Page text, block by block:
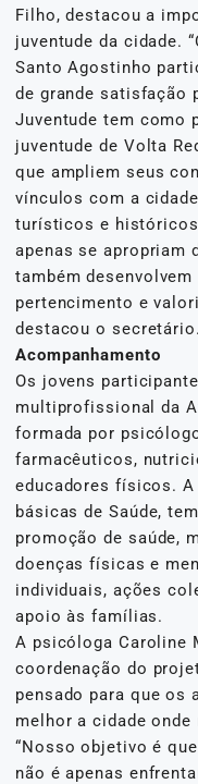
Filho, destacou a
juventude da cidade.
Santo Agostinho
de grande satisfação
Juventude tem como
juventude de Volta
que ampliem seus
vínculos com a
turísticos e
apenas se apropriam
também
pertencimento e
destacou o secretário.
Acompanhamento
Os jovens
multiprofissional da
formada por
farmacêuticos,
educadores físicos.
básicas de Saúde,
promoção de saúde,
doenças físicas e
individuais, ações
apoio às famílias.
A psicóloga Caroline
coordenação do
pensado para que os
melhor a cidade onde
“Nosso objetivo é
não é apenas